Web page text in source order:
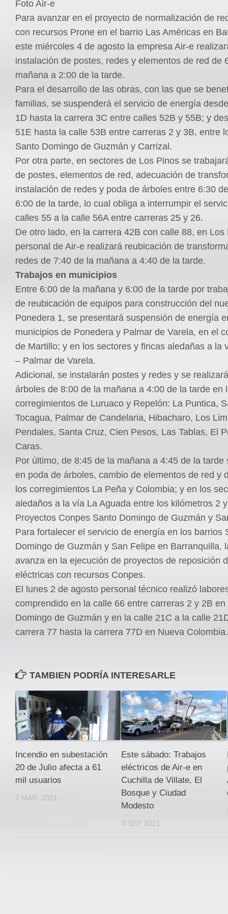
Foto Air-e
Para avanzar en el proyecto de normalización de
con recursos Prone en el barrio Las Américas en
este miércoles 4 de agosto la empresa Air-e
instalación de postes, redes y elementos de red de
mañana a 2:00 de la tarde.
Para el desarrollo de las obras, con las que se
familias, se suspenderá el servicio de energía
1D hasta la carrera 3C entre calles 52B y 55B; y
51E hasta la calle 53B entre carreras 2 y 3B, entre
Santo Domingo de Guzmán y Carrizal.
Por otra parte, en sectores de Los Pinos se
de postes, elementos de red, adecuación de
instalación de redes y poda de árboles entre 6:30
6:00 de la tarde, lo cual obliga a interrumpir el
calles 55 a la calle 56A entre carreras 25 y 26.
De otro lado, en la carrera 42B con calle 88, en Los
personal de Air-e realizará reubicación de
redes de 7:40 de la mañana a 4:40 de la tarde.
Trabajos en municipios
Entre 6:00 de la mañana y 6:00 de la tarde por
de reubicación de equipos para construcción del
Ponedera 1, se presentará suspensión de energía
municipios de Ponedera y Palmar de Varela, en el
de Martillo; y en los sectores y fincas aledañas a la
– Palmar de Varela.
Adicional, se instalarán postes y redes y se
árboles de 8:00 de la mañana a 4:00 de la tarde en
corregimientos de Luruaco y Repelón: La Puntica,
Tocagua, Palmar de Candelaria, Hibacharo, Los
Pendales, Santa Cruz, Cien Pesos, Las Tablas, El
Caras.
Por último, de 8:45 de la mañana a 4:45 de la tarde
en poda de árboles, cambio de elementos de red y
los corregimientos La Peña y Colombia; y en los
aledaños a la vía La Aguada entre los kilómetros 2
Proyectos Conpes Santo Domingo de Guzmán y
Para fortalecer el servicio de energía en los barrios
Domingo de Guzmán y San Felipe en Barranquilla,
avanza en la ejecución de proyectos de reposición
eléctricas con recursos Conpes.
El lunes 2 de agosto personal técnico realizó
comprendido en la calle 66 entre carreras 2 y 2B en
Domingo de Guzmán y en la calle 21C a la calle
carrera 77 hasta la carrera 77D en Nueva Colombia.
TAMBIEN PODRÍA INTERESARLE
Incendio en subestación
20 de Julio afecta a 61
mil usuarios
3 MAR, 2021
Este sábado: Trabajos
eléctricos de Air-e en
Cuchilla de Villate, El
Bosque y Ciudad
Modesto
3 SEP, 2021